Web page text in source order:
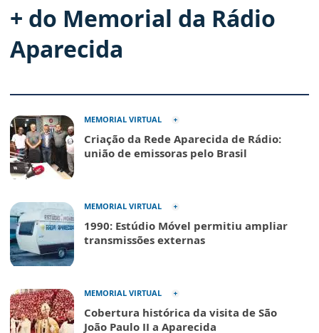
+ do Memorial da Rádio
Aparecida
MEMORIAL VIRTUAL
Criação da Rede Aparecida de Rádio:
união de emissoras pelo Brasil
MEMORIAL VIRTUAL
1990: Estúdio Móvel permitiu ampliar
transmissões externas
MEMORIAL VIRTUAL
Cobertura histórica da visita de São
João Paulo II a Aparecida